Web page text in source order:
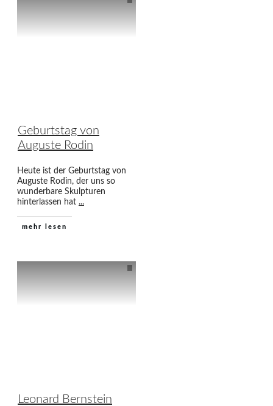
Geburtstag von
Auguste Rodin
Heute ist der Geburtstag von
Auguste Rodin, der uns so
wunderbare Skulpturen
hinterlassen hat ...
mehr lesen
Leonard Bernstein